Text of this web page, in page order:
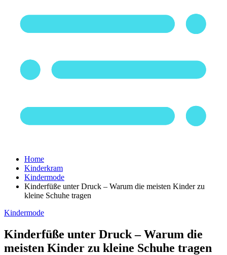
Home
Kinderkram
Kindermode
Kinderfüße unter Druck – Warum die meisten Kinder zu
kleine Schuhe tragen
Kindermode
Kinderfüße unter Druck – Warum die
meisten Kinder zu kleine Schuhe tragen